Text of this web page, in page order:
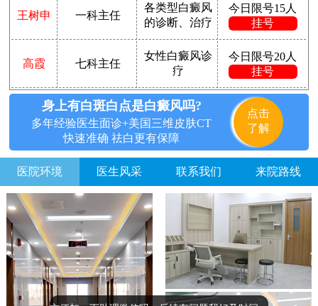
王树申 一科主任
各类型白癜风
的诊断、治疗
今日限号15人
挂号
高霞 七科主任
女性白癜风诊
疗
今日限号20人
挂号
身上有白斑白点是白癜风吗?
多年经验医生面诊+美国三维皮肤CT
快速准确 祛白更有保障
点击
了解
医院环境 医生风采 联系我们 来院路线